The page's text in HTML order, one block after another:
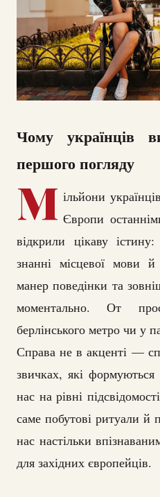
Чому українців
першого погляду
М ільйони
Європи
відкрили цікаву
знанні місцевої мови
манер поведінки та
моментально. От
берлінського метро чи у
Справа не в акценті —
звичках, які
нас на рівні
саме побутові ритуали й
нас настільки
для західних європейців.